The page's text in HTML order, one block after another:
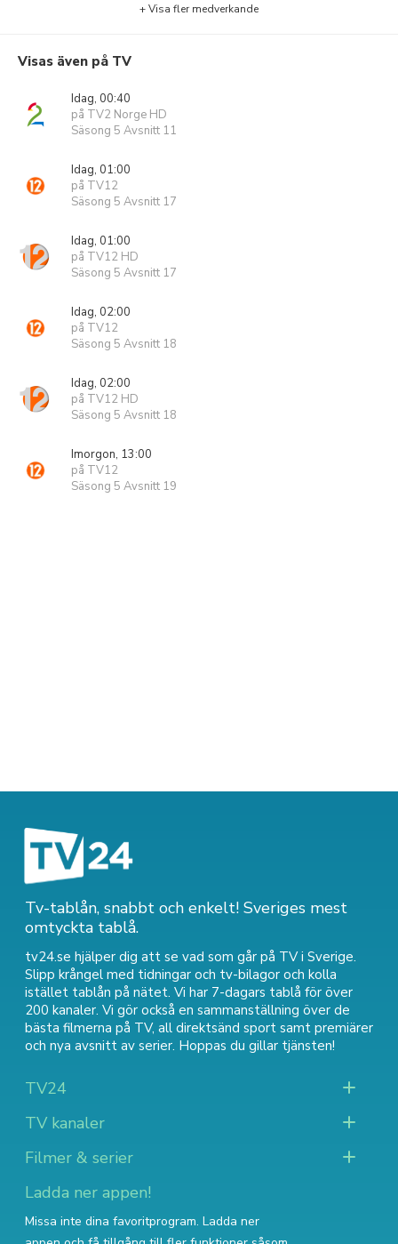
+ Visa fler medverkande
Visas även på TV
Idag, 00:40
på TV2 Norge HD
Säsong 5 Avsnitt 11
Idag, 01:00
på TV12
Säsong 5 Avsnitt 17
Idag, 01:00
på TV12 HD
Säsong 5 Avsnitt 17
Idag, 02:00
på TV12
Säsong 5 Avsnitt 18
Idag, 02:00
på TV12 HD
Säsong 5 Avsnitt 18
Imorgon, 13:00
på TV12
Säsong 5 Avsnitt 19
Tv-tablån, snabbt och enkelt! Sveriges mest
omtyckta tablå.
tv24.se hjälper dig att se vad som går på TV i Sverige.
Slipp krångel med tidningar och tv-bilagor och kolla
istället tablån på nätet. Vi har 7-dagars tablå för över
200 kanaler. Vi gör också en sammanställning över de
bästa filmerna på TV, all direktsänd sport samt premiärer
och nya avsnitt av serier. Hoppas du gillar tjänsten!
TV24
TV kanaler
Filmer & serier
Ladda ner appen!
Missa inte dina favoritprogram. Ladda ner